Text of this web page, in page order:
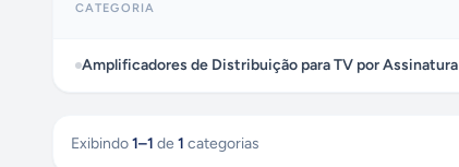
CATEGORIA
Amplificadores de Distribuição para TV por Assinatura
Exibindo1–1 de 1 categorias